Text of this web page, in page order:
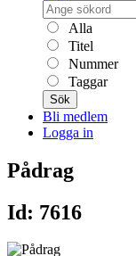
Alla
Titel
Nummer
Taggar
Sök
Bli medlem
Logga in
Pådrag
Id: 7616